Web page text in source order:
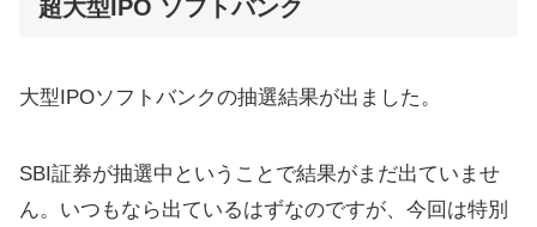
超大型IPO ソフトバンク
大型IPOソフトバンクの抽選結果が出ました。
SBI証券が抽選中ということで結果がまだ出ていませ
ん。いつもなら出ているはずなのですが、今回は特別